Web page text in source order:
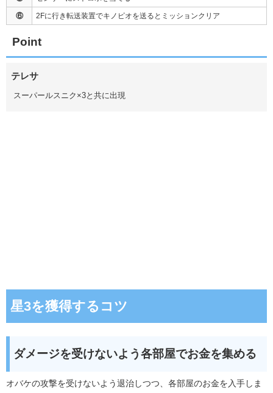
⑥ 2Fに行き転送装置でキノピオを送るとミッションクリア
Point
テレサ
スーパールスニク×3と共に出現
星3を獲得するコツ
ダメージを受けないよう各部屋でお金を集める
オバケの攻撃を受けないよう退治しつつ、各部屋のお金を入手しま